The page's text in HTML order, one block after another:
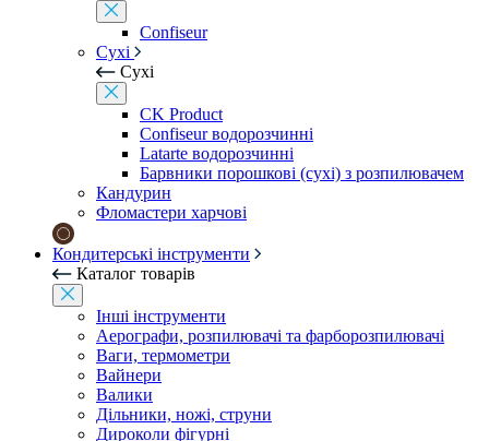
Confiseur
Сухі
Сухі
CK Product
Confiseur водорозчинні
Latarte водорозчинні
Барвники порошкові (сухі) з розпилювачем
Кандурин
Фломастери харчові
Кондитерські інструменти
Каталог товарів
Інші інструменти
Аерографи, розпилювачі та фарборозпилювачі
Ваги, термометри
Вайнери
Валики
Дільники, ножі, струни
Дироколи фігурні